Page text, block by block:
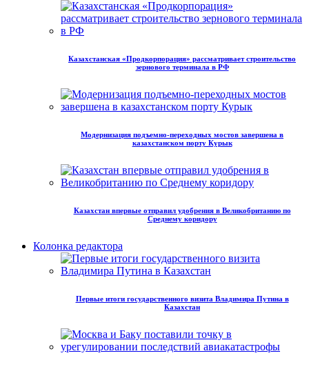
Казахстанская «Продкорпорация» рассматривает строительство
зернового терминала в РФ
Модернизация подъемно-переходных мостов завершена в
казахстанском порту Курык
Казахстан впервые отправил удобрения в Великобританию по
Среднему коридору
Колонка редактора
Первые итоги государственного визита Владимира Путина в
Казахстан